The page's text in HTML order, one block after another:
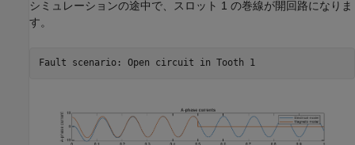
シミュレーションの途中で、スロット 1 の巻線が開回路になりま
す。
Fault scenario: Open circuit in Tooth 1